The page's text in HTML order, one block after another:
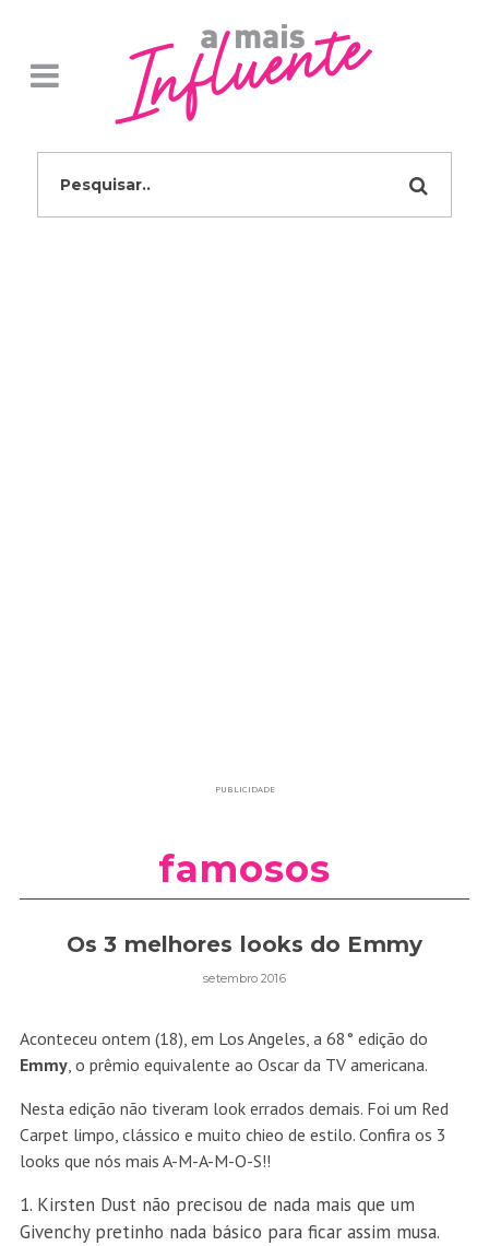
PUBLICIDADE
famosos
Os 3 melhores looks do Emmy
setembro 2016
Aconteceu ontem (18), em Los Angeles, a 68° edição do
Emmy, o prêmio equivalente ao Oscar da TV americana.
Nesta edição não tiveram look errados demais. Foi um Red
Carpet limpo, clássico e muito chieo de estilo. Confira os 3
looks que nós mais A-M-A-M-O-S!!
Kirsten Dust não precisou de nada mais que um
Givenchy pretinho nada básico para ficar assim musa.